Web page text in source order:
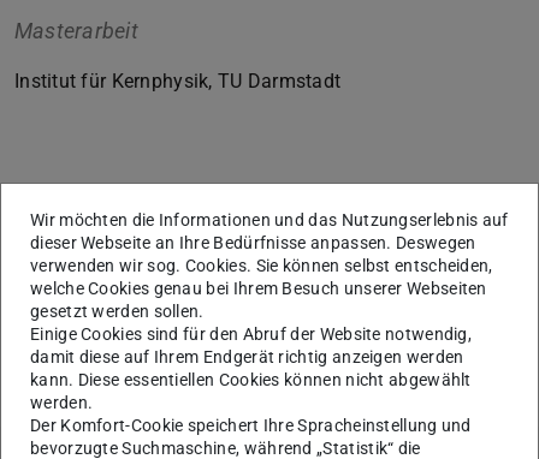
Masterarbeit
Institut für Kernphysik, TU Darmstadt
KONTAKT
Wir möchten die Informationen und das Nutzungserlebnis auf
dieser Webseite an Ihre Bedürfnisse anpassen. Deswegen
verwenden wir sog. Cookies. Sie können selbst entscheiden,
welche Cookies genau bei Ihrem Besuch unserer Webseiten
gesetzt werden sollen.
Einige Cookies sind für den Abruf der Website notwendig,
damit diese auf Ihrem Endgerät richtig anzeigen werden
kann. Diese essentiellen Cookies können nicht abgewählt
werden.
Der Komfort-Cookie speichert Ihre Spracheinstellung und
bevorzugte Suchmaschine, während „Statistik“ die